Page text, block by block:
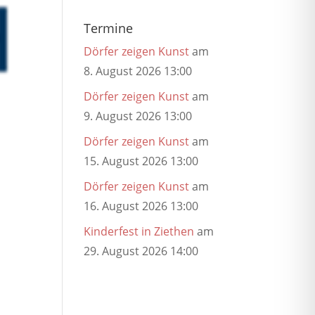
Termine
Dörfer zeigen Kunstam
8. August 2026 13:00
Dörfer zeigen Kunstam
9. August 2026 13:00
Dörfer zeigen Kunstam
15. August 2026 13:00
Dörfer zeigen Kunstam
16. August 2026 13:00
Kinderfest in Ziethen am
29. August 2026 14:00